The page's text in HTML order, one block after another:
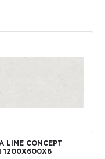
CONCEPT
1200Х600Х8